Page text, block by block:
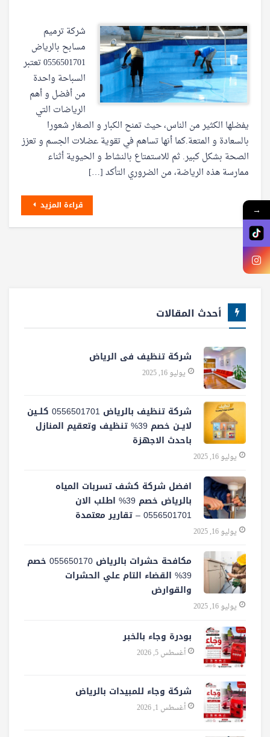
شركة ترميم
مسابح بالرياض
0556501701 تعتبر
السباحة واحدة
من أفضل و أهم
الرياضات التي
يفضلها الكثير من الناس، حيث تمنح الكبار و الصغار شعورا
بالسعادة و المتعة.كما أنها تساهم في تقوية عضلات الجسم و تعزز
الصحة بشكل كبير. ثم للاستمتاع بالنشاط و الحيوية أثناء
ممارسة هذه الرياضة، من الضروري التأكد […]
قراءة المزيد
أحدث المقالات
شركة تنظيف فى الرياض
يوليو 16, 2025
شركة تنظيف بالرياض 0556501701 كلــين
لايــن خصم 39% تنظيف وتعقيم المنازل
باحدث الاجهزة
يوليو 16, 2025
افضل شركة كشف تسربات المياه
بالرياض خصم 39% اطلب الان
0556501701‬‏ – تقارير معتمدة
يوليو 16, 2025
مكافحة حشرات بالرياض 055650170 خصم
39% القضاء التام علي الحشرات
والقوارض
يوليو 16, 2025
بودرة وجاء بالخبر
أغسطس 5, 2026
شركة وجاء للمبيدات بالرياض
أغسطس 1, 2026
→